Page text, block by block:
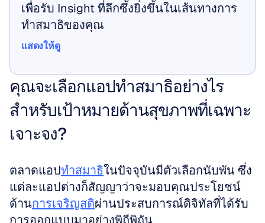
เพื่อรับ Insight ที่ลึกซึ้งยิ่งขึ้นในเส้นทางการ
ทำสมาธิของคุณ
แสดงให้ดู
คุณจะเลือกแอปทำสมาธิอย่างไร
สำหรับเป้าหมายด้านสุขภาพที่เฉพาะ
เจาะจง?
ตลาดแอปทำสมาธิในปัจจุบันมีตัวเลือกนับพัน ซึ่ง
แต่ละแอปต่างก็สัญญาว่าจะมอบคุณประโยชน์
ด้านการเจริญสติผ่านประสบการณ์ดิจิทัลที่ได้รับ